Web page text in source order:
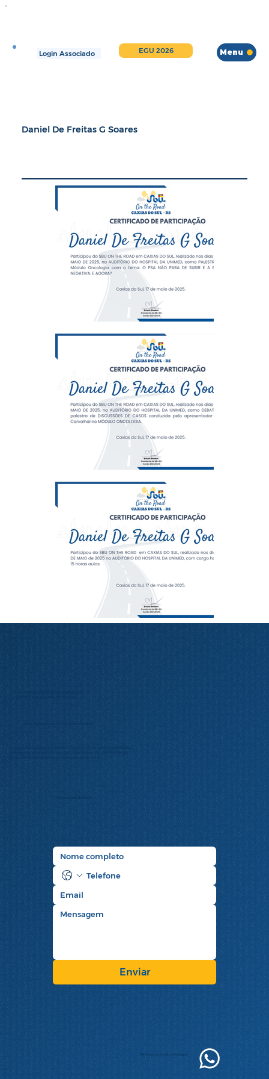
Login Associado EGU 2026 Menu
Daniel De Freitas G Soares
SOCIEDADE BRASILEIRA DE UROLOGIA
(SECCIONAL RIO GRANDE DO SUL)
urologia@amrigs.com.br
| Telefone: (51) 98425-9746 (Rosangela)
Endereço: Av. Ipiranga, 5311 – Sala 105 – Porto Alegre – RS – CEP 90610-001
Horário de atendimento: Segunda à sexta das 8h às 14h
Diretor presidente: Dr. Ernani Luis Rhoden
Enviar
Faça contato conosco
Fale conosco pelo whatsapp